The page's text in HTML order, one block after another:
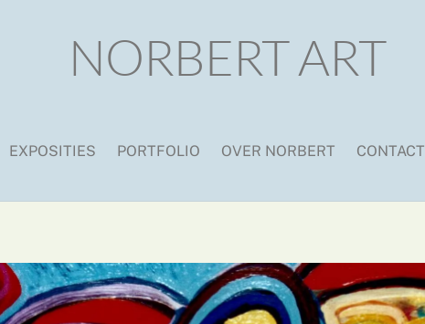
NORBERT ART
EXPOSITIES PORTFOLIO OVER NORBERT CONTACT